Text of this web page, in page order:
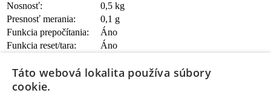
Nosnosť:
0,5 kg
Presnosť merania:
0,1 g
Funkcia prepočítania:
Áno
Funkcia reset/tara:
Áno
Príslušenstvo
Táto webová lokalita používa súbory
cookie.